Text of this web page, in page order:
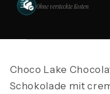
Ohne versteckte Kosten
Choco Lake
Schokolade mit